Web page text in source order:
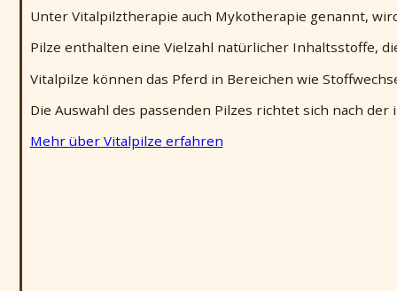
Unter Vitalpilztherapie auch Mykotherapie genannt,
Pilze enthalten eine Vielzahl natürlicher Inhaltsstoffe,
Vitalpilze können das Pferd in Bereichen wie
Die Auswahl des passenden Pilzes richtet sich nach
Mehr über Vitalpilze erfahren